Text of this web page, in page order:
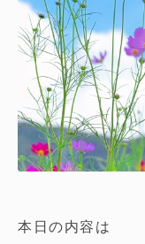
本日の内容は